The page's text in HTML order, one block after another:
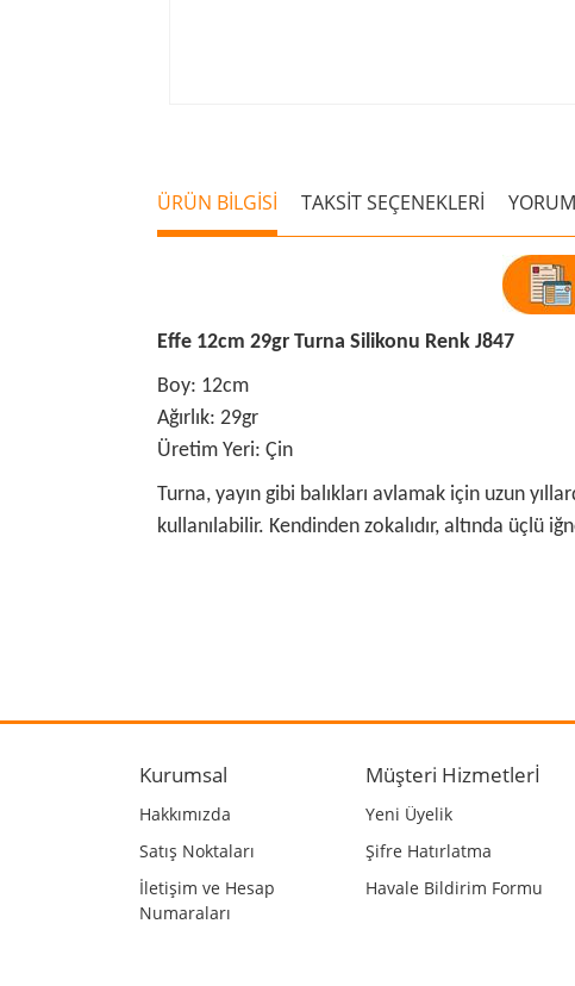
ÜRÜN BİLGİSİ TAKSİT SEÇENEKLERİ
Effe 12cm 29gr Turna Silikonu Renk J847
Boy: 12cm
Ağırlık: 29gr
Üretim Yeri: Çin
Turna, yayın gibi balıkları avlamak için uzun
kullanılabilir. Kendinden zokalıdır, altında üçlü
Ürün resmi kalitesiz, bozuk veya görüntülenemiyor.
Ürün bilgilerinde hatalar bulunuyor.
Ürün fiyatı diğer sitelerden daha pahalı.
Bu ürüne benzer farklı alternatifler olmalı.
Kurumsal
Hakkımızda
Satış Noktaları
İletişim ve Hesap
Numaraları
Müşteri Hizmetlerİ
Yeni Üyelik
Şifre Hatırlatma
Havale Bildirim Formu